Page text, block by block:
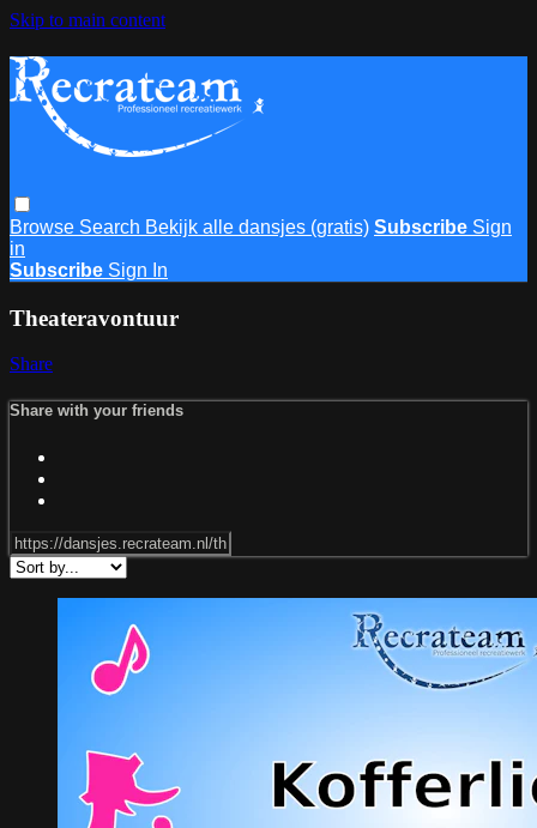
Skip to main content
Browse Search Bekijk alle dansjes (gratis) Subscribe Sign
in
Subscribe Sign In
Theateravontuur
Share
Share with your friends